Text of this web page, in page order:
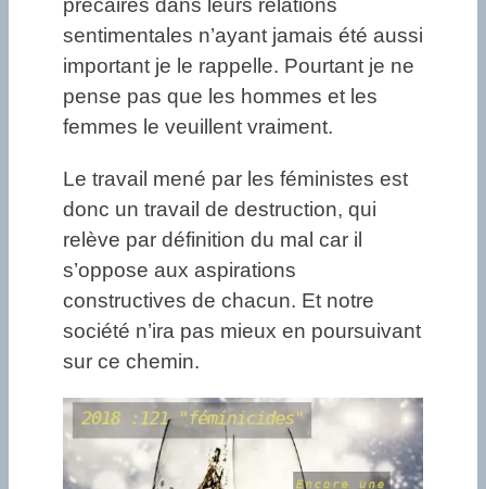
précaires dans leurs relations
sentimentales n’ayant jamais été aussi
important je le rappelle. Pourtant je ne
pense pas que les hommes et les
femmes le veuillent vraiment.
Le travail mené par les féministes est
donc un travail de destruction, qui
relève par définition du mal car il
s’oppose aux aspirations
constructives de chacun. Et notre
société n’ira pas mieux en poursuivant
sur ce chemin.